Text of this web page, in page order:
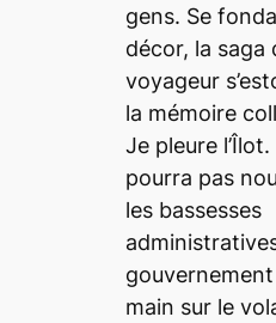
gens. Se
décor, la saga
voyageur
la mémoire
Je pleure
pourra pas
les bassesses
main sur le